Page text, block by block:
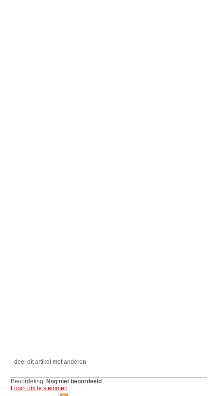
- deel dit artikel met anderen
Beoordeling:Nog niet beoordeeld
Login om te stemmen